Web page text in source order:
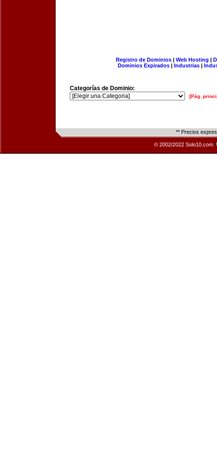
Registro de Dominios| Web Hosting |
Dominios Expirados | Industrias |
Categorías de Dominio:
[Pág.
** Precios
© 2002/2022 Solo10.com